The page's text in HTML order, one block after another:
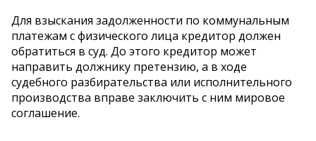
Для взыскания задолженности по коммунальным
платежам с физического лица кредитор должен
обратиться в суд. До этого кредитор может
направить должнику претензию, а в ходе
судебного разбирательства или исполнительного
производства вправе заключить с ним мировое
соглашение.